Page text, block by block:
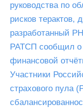
руководства по
рисков терактов,
разработанный
РАТСП сообщил о
финансовой
Участники
страхового пула